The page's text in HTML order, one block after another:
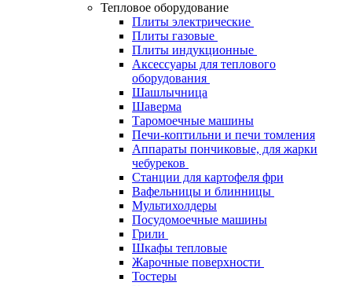
Тепловое оборудование
Плиты электрические
Плиты газовые
Плиты индукционные
Аксессуары для теплового
оборудования
Шашлычница
Шаверма
Таромоечные машины
Печи-коптильни и печи томления
Аппараты пончиковые, для жарки
чебуреков
Станции для картофеля фри
Вафельницы и блинницы
Мультихолдеры
Посудомоечные машины
Грили
Шкафы тепловые
Жарочные поверхности
Тостеры